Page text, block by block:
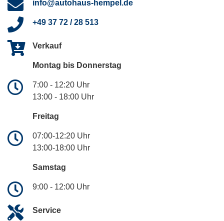
info@autohaus-hempel.de
+49 37 72 / 28 513
Verkauf
Montag bis Donnerstag
7:00 - 12:20 Uhr
13:00 - 18:00 Uhr
Freitag
07:00-12:20 Uhr
13:00-18:00 Uhr
Samstag
9:00 - 12:00 Uhr
Service